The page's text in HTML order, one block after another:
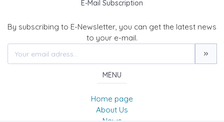
E-Mail Subscription
By subscribing to E-Newsletter, you can get the latest news
to your e-mail.
MENU
Home page
About Us